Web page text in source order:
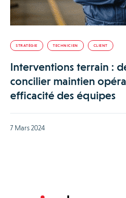
STRATÉGIE TECHNICIEN CLIENT
Interventions terrain :
concilier maintien
efficacité des équipes
7 Mars 2024